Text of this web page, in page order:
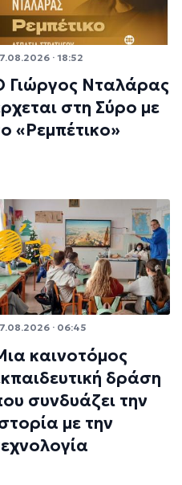
· 18:52
Γιώργος Νταλάρας
στη Σύρο με
«Ρεμπέτικο»
· 06:45
καινοτόμος
δράση
συνδυάζει την
με την